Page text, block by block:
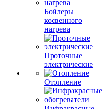
Бойлеры
косвенного
нагрева
Проточные
электрические
Отопление